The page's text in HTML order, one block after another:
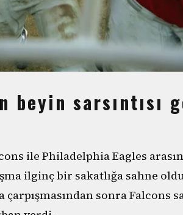
beyin sarsıntısı
ile Philadelphia Eagles
ilginç bir sakatlığa sahne
sonra Falcons